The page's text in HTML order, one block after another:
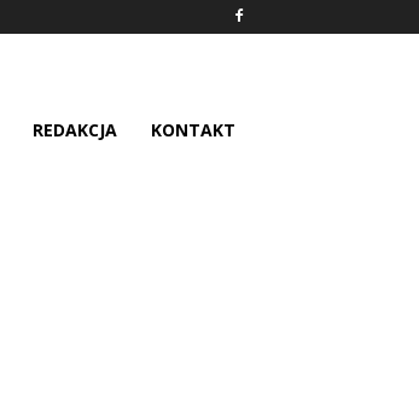
REDAKCJA KONTAKT